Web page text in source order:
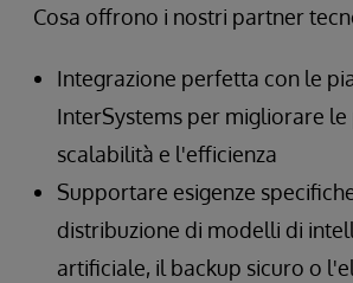
Cosa offrono i nostri partner
Integrazione perfetta con le
InterSystems per migliorare le
scalabilità e l'efficienza
Supportare esigenze
distribuzione di modelli di
artificiale, il backup sicuro o